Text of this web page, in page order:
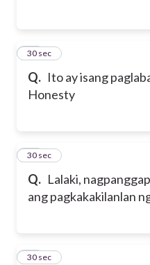
Q. Ito ay isang
Honesty
30
30 sec
Q. Lalaki,
ang pagkakakilanlan
31
30 sec
32
30 sec